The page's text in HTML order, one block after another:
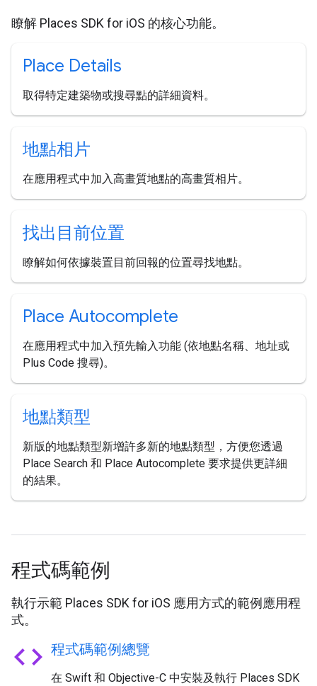
瞭解 Places SDK for iOS 的核心功能。
Place Details
取得特定建築物或搜尋點的詳細資料。
地點相片
在應用程式中加入高畫質地點的高畫質相片。
找出目前位置
瞭解如何依據裝置目前回報的位置尋找地點。
Place Autocomplete
在應用程式中加入預先輸入功能 (依地點名稱、地址或
Plus Code 搜尋)。
地點類型
新版的地點類型新增許多新的地點類型，方便您透過
Place Search 和 Place Autocomplete 要求提供更詳細
的結果。
程式碼範例
執行示範 Places SDK for iOS 應用方式的範例應用程
式。
code 程式碼範例總覽
在 Swift 和 Objective-C 中安裝及執行 Places SDK